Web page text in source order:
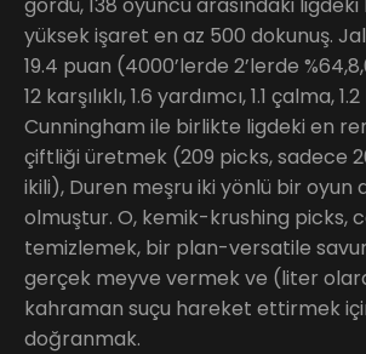
yüksek işaret en az 500 dokunuş.
19.4 puan (4000’lerde 2’lerde
12 karşılıklı, 1.6 yardımcı, 1.1 çalma,
Cunningham ile birlikte ligdeki en
çiftliği üretmek (209 picks, sadece
ikili), Duren meşru iki yönlü bir oyun
olmuştur. O, kemik-krushing picks,
temizlemek, bir plan-versatile
gerçek meyve vermek ve (liter
kahraman suçu hareket ettirmek
doğranmak.